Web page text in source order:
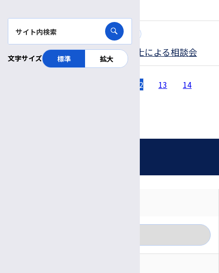
2022.04.01 患者さん向けの相談会・教室
4/28，5/19，6/23 社会保険労務士による相談会
12 13 14
文字サイズ 標準 拡大